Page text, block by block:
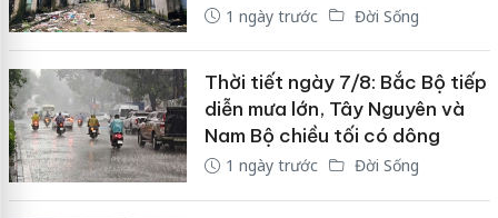
1 ngày trước Đời Sống
Thời tiết ngày 7/8: Bắc Bộ tiếp
diễn mưa lớn, Tây Nguyên và
Nam Bộ chiều tối có dông
1 ngày trước Đời Sống